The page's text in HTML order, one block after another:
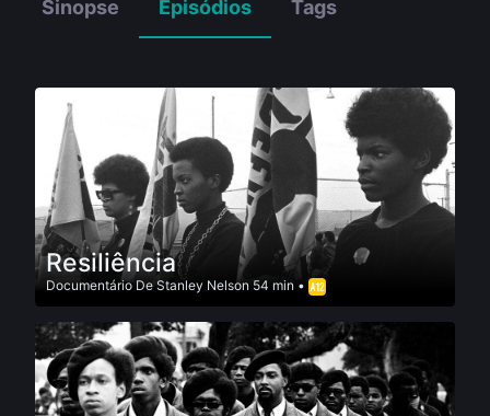
Sinopse Episódios Tags
Resiliência
DocumentárioDeStanley Nelson 54 min •